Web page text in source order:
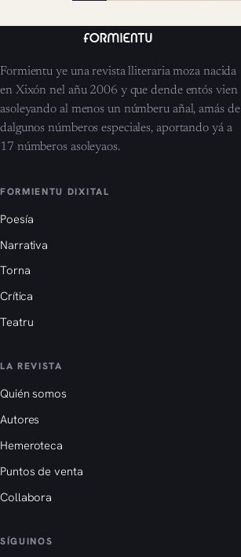
Formientu ye una revista lliteraria moza nacida
en Xixón nel añu 2006 y que dende entós vien
asoleyando al menos un númberu añal, amás de
dalgunos númberos especiales, aportando yá a
17 númberos asoleyaos.
FORMIENTU DIXITAL
Poesía
Narrativa
Torna
Crítica
Teatru
LA REVISTA
Quién somos
Autores
Hemeroteca
Puntos de venta
Collabora
SÍGUINOS